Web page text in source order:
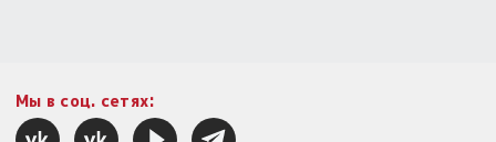
Мы в соц. сетях: